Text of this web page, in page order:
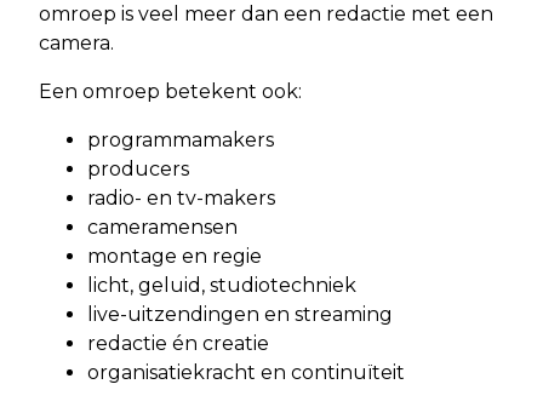
omroep is veel meer dan een redactie met een
camera.
Een omroep betekent ook:
programmamakers
producers
radio- en tv-makers
cameramensen
montage en regie
licht, geluid, studiotechniek
live-uitzendingen en streaming
redactie én creatie
organisatiekracht en continuïteit